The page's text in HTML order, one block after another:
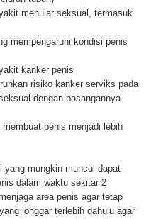
menular seksual, termasuk
mempengaruhi kondisi penis
kanker penis
risiko kanker serviks pada
dengan pasangannya
penis menjadi lebih
mungkin muncul dapat
dalam waktu sekitar 2
area penis agar tetap
longgar terlebih dahulu agar